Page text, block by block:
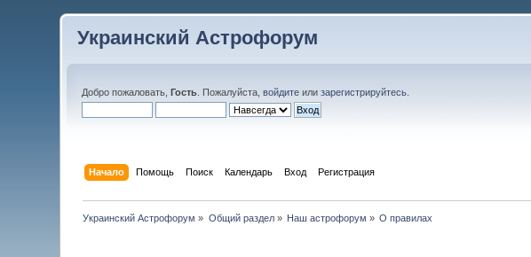
Украинский Астрофорум
Добро пожаловать,Гость . Пожалуйста,войдите илизарегистрируйтесь
Начало Помощь Поиск Календарь Вход Регистрация
Украинский Астрофорум » Общий раздел» Наш астрофорум » О правилах